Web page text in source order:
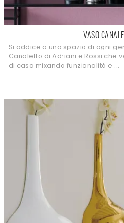
VASO
Si addice a uno spazio di ogni
Canaletto di Adriani e Rossi che
di casa mixando funzionalità e ...